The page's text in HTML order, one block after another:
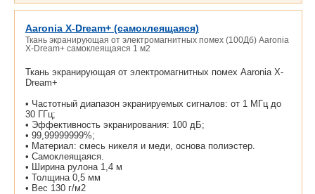
Aaronia X-Dream+ (самоклеящаяся)
Ткань экранирующая от электромагнитных помех (100Дб) Aaronia
X-Dream+ самоклеящаяся 1 м2
Ткань экранирующая от электромагнитных помех Aaronia X-
Dream+
• Частотный диапазон экранируемых сигналов: от 1 МГц до
30 ГГц;
• Эффективность экранирования: 100 дБ;
• 99,99999999%;
• Материал: смесь никеля и меди, основа полиэстер.
• Самоклеящаяся.
• Ширина рулона 1,4 м
• Толщина 0,5 мм
• Вес 130 г/м2